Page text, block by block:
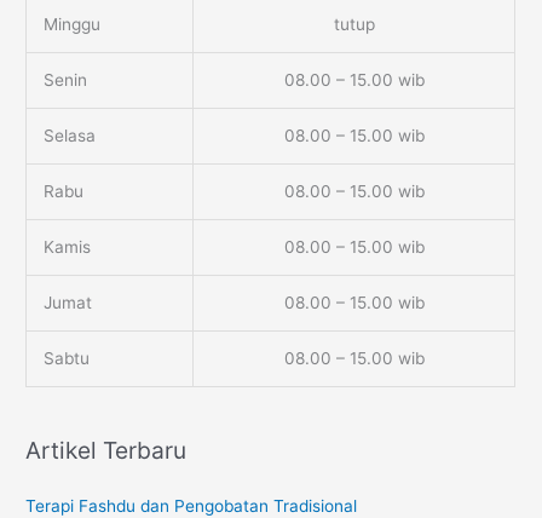
Minggu tutup
Senin 08.00 – 15.00 wib
Selasa 08.00 – 15.00 wib
Rabu 08.00 – 15.00 wib
Kamis 08.00 – 15.00 wib
Jumat 08.00 – 15.00 wib
Sabtu 08.00 – 15.00 wib
Artikel Terbaru
Terapi Fashdu dan Pengobatan Tradisional